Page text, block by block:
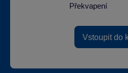
Překvapení
Vstoupit do